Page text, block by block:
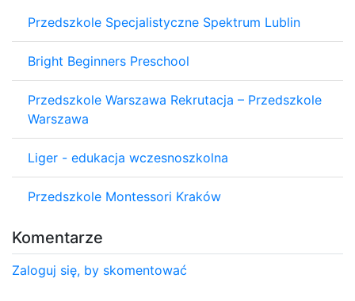
Przedszkole Specjalistyczne Spektrum Lublin
Bright Beginners Preschool
Przedszkole Warszawa Rekrutacja – Przedszkole
Warszawa
Liger - edukacja wczesnoszkolna
Przedszkole Montessori Kraków
Komentarze
Zaloguj się, by skomentować